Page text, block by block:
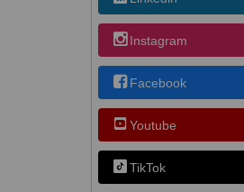
Instagram
Facebook
Youtube
TikTok